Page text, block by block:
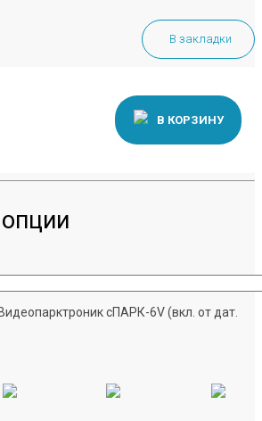
В закладки
В КОРЗИНУ
сПАРК-6V (вкл. от дат.